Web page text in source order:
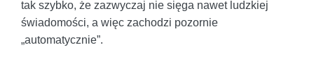
tak szybko, że zazwyczaj nie sięga nawet ludzkiej
świadomości, a więc zachodzi pozornie
„automatycznie”.